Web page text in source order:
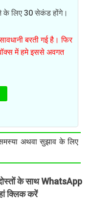
के लिए 30 सेकंड होंगे।
बरती गई है। फिर
में हमे इससे अवगत
अथवा सुझाव के लिए
के साथ WhatsApp
क्लिक करें